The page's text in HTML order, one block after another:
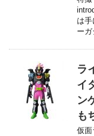
は
ー
ラ
イ
ン
も
仮面